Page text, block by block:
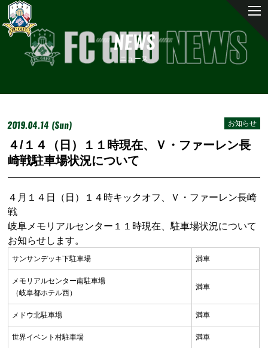
NEWS
ニュース
2019.04.14 (Sun) お知らせ
４/１４（日）１１時現在、Ｖ・ファーレン長
崎戦駐車場状況について
４月１４日（日）１４時キックオフ、Ｖ・ファーレン長崎
戦
岐阜メモリアルセンター１１時現在、駐車場状況について
お知らせします。
サンサンデッキ下駐車場 満車
メモリアルセンター南駐車場
（岐阜都ホテル西）
満車
メドウ北駐車場 満車
世界イベント村駐車場 満車